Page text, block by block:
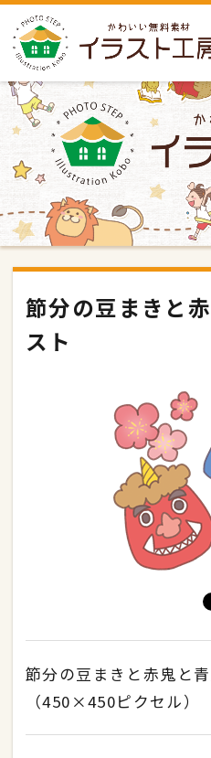
節分の豆まきと
スト
節分の豆まきと赤鬼と青
（450×450ピクセル）